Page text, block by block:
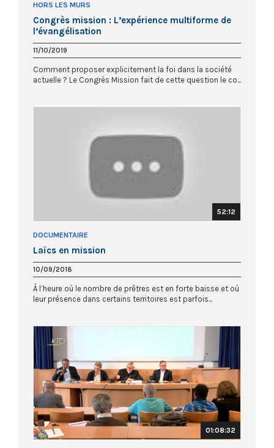
HORS LES MURS
Congrès mission : L’expérience multiforme de
l’évangélisation
11/10/2019
Comment proposer explicitement la foi dans la société
actuelle ? Le Congrès Mission fait de cette question le co...
52:12
DOCUMENTAIRE
Laïcs en mission
10/09/2018
À l’heure où le nombre de prêtres est en forte baisse et où
leur présence dans certains territoires est parfois...
01:08:32